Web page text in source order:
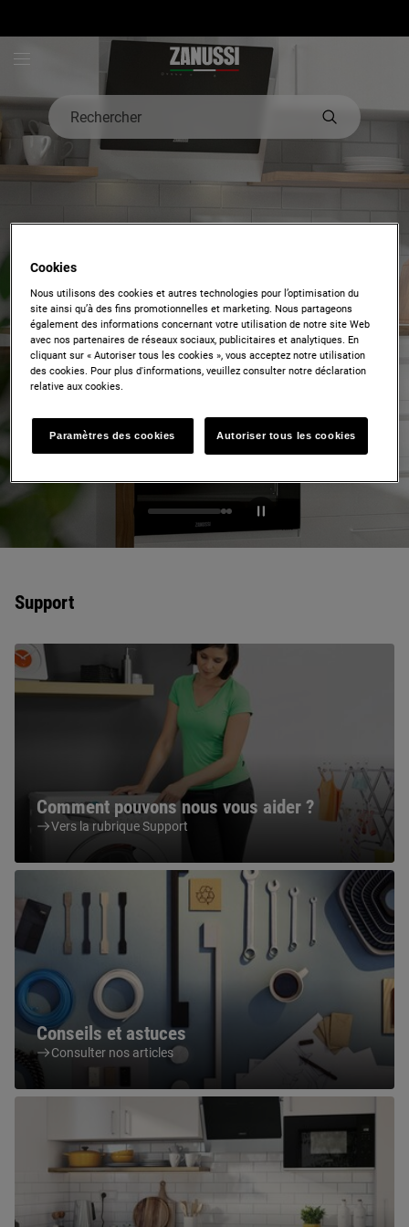
Rechercher
Zanussi - Hero Block
Enregistrer votre appareil
En 3 étapes simples,
découvrez tous les
avantages.
S'inscrire maintenant
Support
Comment pouvons nous vous aider ?
Vers la rubrique Support
Conseils et astuces
Consulter nos articles
Cookies
Nous utilisons des cookies et autres technologies pour l’optimisation du
site ainsi qu’à des fins promotionnelles et marketing. Nous partageons
également des informations concernant votre utilisation de notre site Web
avec nos partenaires de réseaux sociaux, publicitaires et analytiques. En
cliquant sur « Autoriser tous les cookies », vous acceptez notre utilisation
des cookies. Pour plus d'informations, veuillez consulter notre déclaration
relative aux cookies.
Paramètres des cookies Autoriser tous les cookies